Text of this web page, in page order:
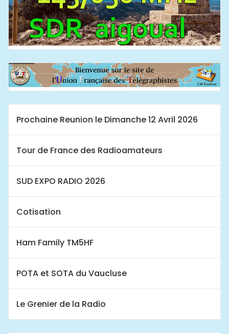
Prochaine Reunion le Dimanche 12 Avril 2026
Tour de France des Radioamateurs
SUD EXPO RADIO 2026
Cotisation
Ham Family TM5HF
POTA et SOTA du Vaucluse
Le Grenier de la Radio